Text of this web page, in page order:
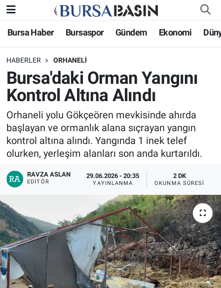
Bursa Haber Bursaspor Gündem Ekonomi
HABERLER ORHANELI
Bursa'daki Orman Yangını
Kontrol Altına Alındı
Orhaneli yolu Gökçeören mevkisinde ahırda
başlayan ve ormanlık alana sıçrayan yangın
kontrol altına alındı. Yangında 1 inek telef
olurken, yerleşim alanları son anda kurtarıldı.
RAVZA ASLAN
EDITÖR
29.06.2026 - 20:35
YAYINLANMA
2 DK
OKUNMA SÜRESI
Bursa Haber
Genel
Politika
Bilim, Teknoloji
KÜLTÜR-SANAT
Gündem
Sağlık
Eğitim
Bursa Nöbetçi Eczaneler
Bursa Hava Durumu
Bursa Namaz Vakitleri
Bursa Trafik Yoğunluk Haritası
Süper Lig Puan Durumu ve Fikstür
Haber Arşivi